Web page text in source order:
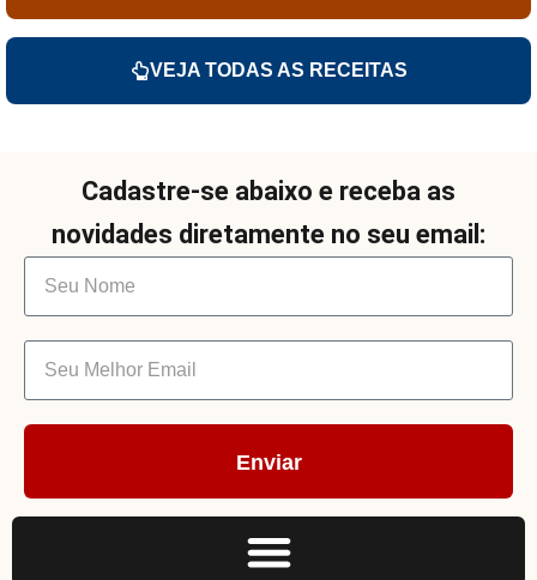
VEJA TODAS AS RECEITAS
Cadastre-se abaixo e receba as
novidades diretamente no seu email:
Enviar